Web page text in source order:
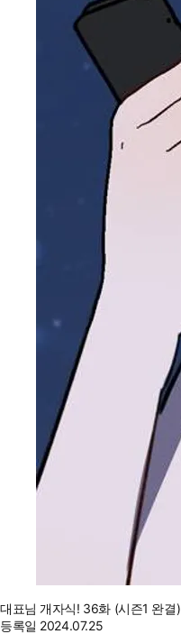
대표님 개자식! 36화 (시즌1 완결)
등록일 2024.07.25